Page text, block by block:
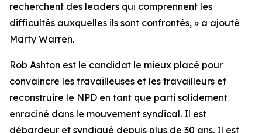
recherchent des leaders qui comprennent les
difficultés auxquelles ils sont confrontés, » a ajouté
Marty Warren.
Rob Ashton est le candidat le mieux placé pour
convaincre les travailleuses et les travailleurs et
reconstruire le NPD en tant que parti solidement
enraciné dans le mouvement syndical. Il est
débardeur et syndiqué depuis plus de 30 ans. Il est